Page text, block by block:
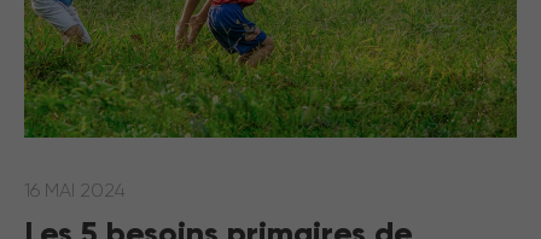
16 MAI 2024